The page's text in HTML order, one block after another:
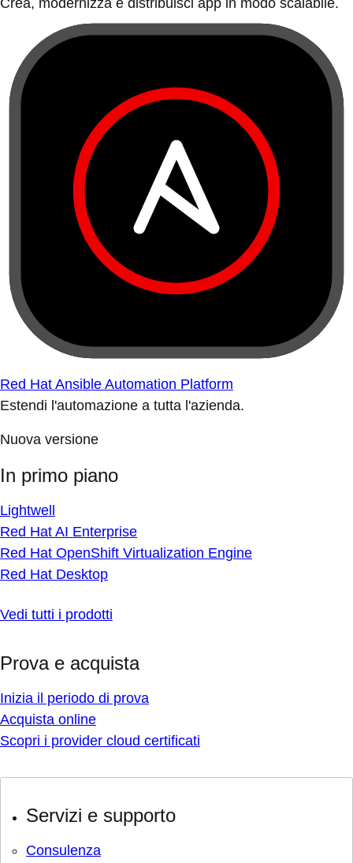
Crea, modernizza e distribuisci app in modo scalabile.
Red Hat Ansible Automation Platform
Estendi l'automazione a tutta l'azienda.
Nuova versione
In primo piano
Lightwell
Red Hat AI Enterprise
Red Hat OpenShift Virtualization Engine
Red Hat Desktop
Vedi tutti i prodotti
Prova e acquista
Inizia il periodo di prova
Acquista online
Scopri i provider cloud certificati
Servizi e supporto
Consulenza